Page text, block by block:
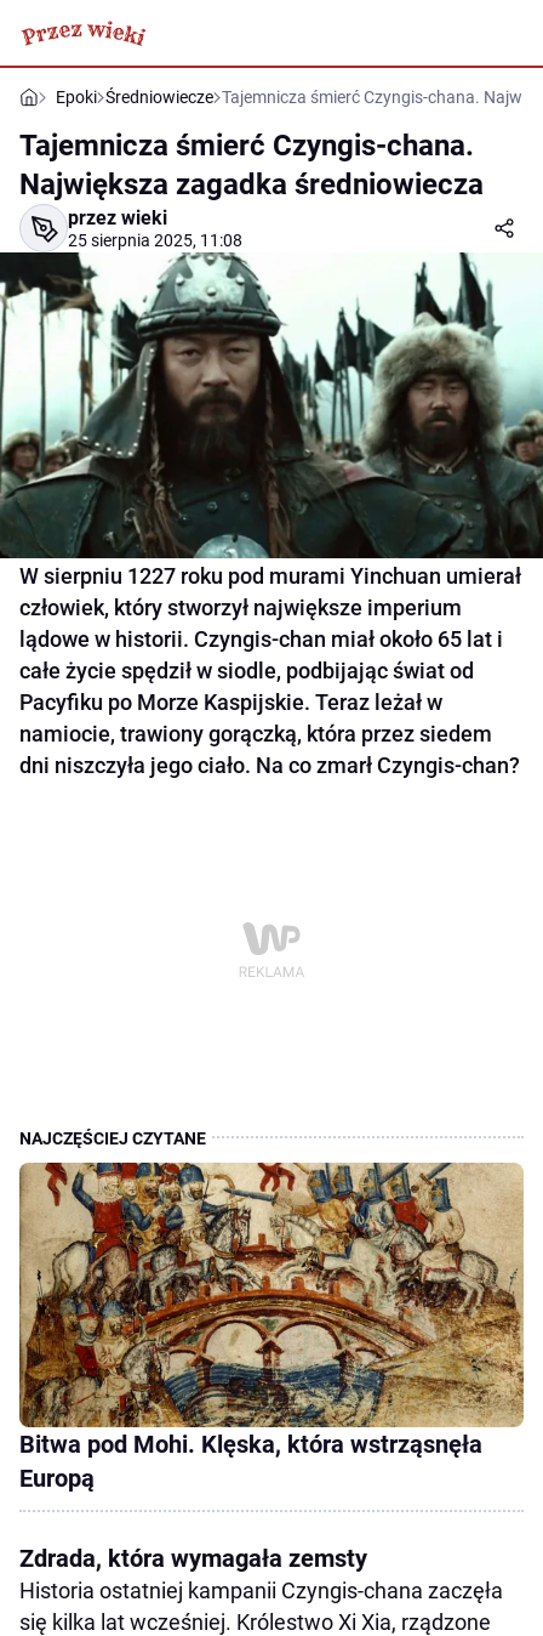
Epoki Średniowiecze Tajemnicza śmierć Czyngis-chana.
Tajemnicza śmierć Czyngis-chana.
Największa zagadka średniowiecza
przez wieki
25 sierpnia 2025, 11:08
W sierpniu 1227 roku pod murami Yinchuan umierał
człowiek, który stworzył największe imperium
lądowe w historii. Czyngis-chan miał około 65 lat i
całe życie spędził w siodle, podbijając świat od
Pacyfiku po Morze Kaspijskie. Teraz leżał w
namiocie, trawiony gorączką, która przez siedem
dni niszczyła jego ciało. Na co zmarł Czyngis-chan?
Bitwa pod Mohi. Klęska, która wstrząsnęła
Europą
Zdrada, która wymagała zemsty
Historia ostatniej kampanii Czyngis-chana zaczęła
się kilka lat wcześniej. Królestwo Xi Xia, rządzone